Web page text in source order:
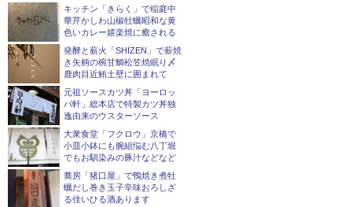
キッチン「きらく」で稲庭中
華芹かしわ山椒牡蠣昭和な黄
色いカレー嬉楽焼に癒される
発酵と薪火「SHIZEN」で薪焼
き矢柄の椀甘鯛松笠焼眠り〆
鹿肉目近鮪土壁に囲まれて
元祖ソースカツ丼「ヨーロッ
パ軒」総本店で特製カツ丼独
逸由来のウスターソース
大衆食堂「フクロウ」京橋で
小皿小鉢にも腕組悩む八丁堀
でもお馴染みの豚汁などなど
蕎房「猪口屋」で鴨焼き煮牡
蠣だし巻き玉子辛味おろしざ
る佳いひる酒あります